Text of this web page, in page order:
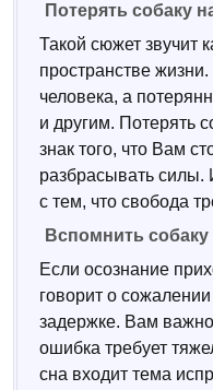
Потерять собаку
Такой сюжет звучит
пространстве
человека, а
и другим. Потерять
знак того, что Вам
разбрасывать силы.
с тем, что свобода
Вспомнить
Если осознание
говорит о
задержке. Вам важно
ошибка требует
сна входит тема